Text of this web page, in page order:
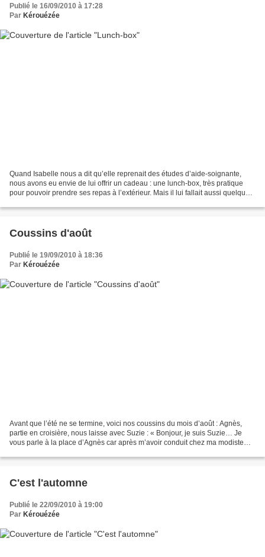
Publié le 16/09/2010 à 17:28
Par Kérouézée
Quand Isabelle nous a dit qu’elle reprenait des études d’aide-soignante,
nous avons eu envie de lui offrir un cadeau : une lunch-box, très pratique
pour pouvoir prendre ses repas à l’extérieur. Mais il lui fallait aussi quelque
Coussins d'août
Publié le 19/09/2010 à 18:36
Par Kérouézée
Avant que l’été ne se termine, voici nos coussins du mois d’août : Agnès,
partie en croisière, nous laisse avec Suzie : « Bonjour, je suis Suzie… Je
vous parle à la place d’Agnès car après m’avoir conduit chez ma modiste
C'est l'automne
Publié le 22/09/2010 à 19:00
Par Kérouézée